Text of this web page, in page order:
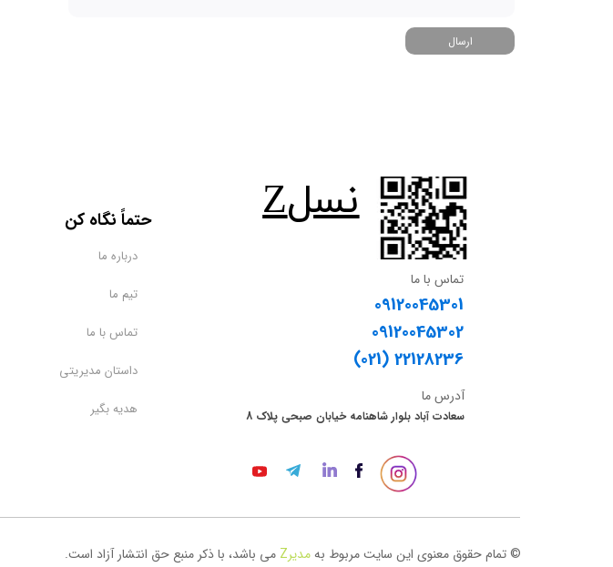
ارسال
​نسلZ
تماس با ما
09120045301
09120045302
​​​​​​​(021) 22128236
آدرس ما
سعادت آباد بلوار شاهنامه خیابان صبحی پلاک 8
درباره ما
تیم ما
تماس با ما
داستان مدیریتی
هدیه بگیر
​حتماً نگاه کن
© تمام حقوق معنوی این سایت مربوط بهمدیرZ می باشد، با ذکر منبع حق انتشار آزاد است.